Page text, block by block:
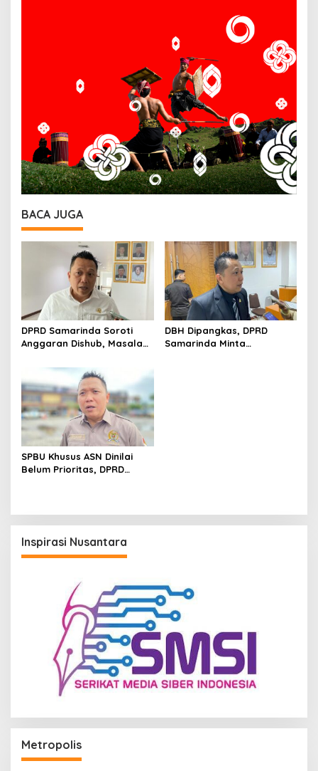
BACA JUGA
DPRD Samarinda Soroti
Anggaran Dishub, Masalah
Belum Tertangani Optimal
DBH Dipangkas, DPRD
Samarinda Minta
SPBU Khusus ASN Dinilai
Belum Prioritas, DPRD
Inspirasi Nusantara
Metropolis